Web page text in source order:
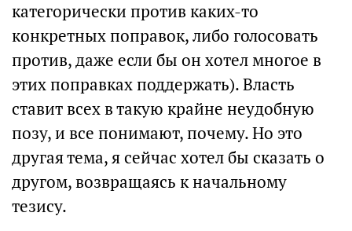
категорически против каких-то
конкретных поправок, либо голосовать
против, даже если бы он хотел многое в
этих поправках поддержать). Власть
ставит всех в такую крайне неудобную
позу, и все понимают, почему. Но это
другая тема, я сейчас хотел бы сказать о
другом, возвращаясь к начальному
тезису.